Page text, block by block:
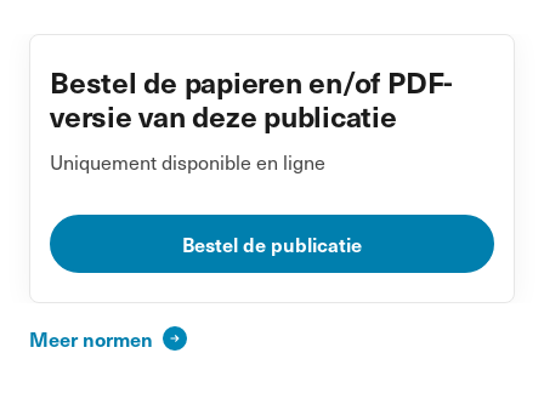
Bestel de papieren en/of PDF-
versie van deze publicatie
Uniquement disponible en ligne
Bestel de publicatie
Meer normen